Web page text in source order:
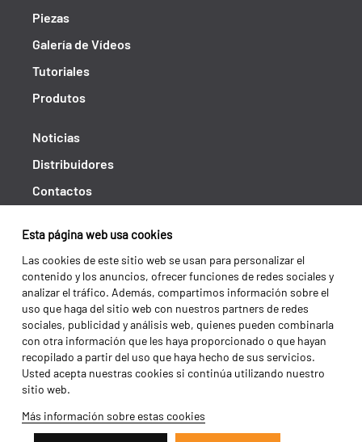
Esta página web usa cookies
Las cookies de este sitio web se usan para personalizar el
contenido y los anuncios, ofrecer funciones de redes sociales y
analizar el tráfico. Además, compartimos información sobre el
uso que haga del sitio web con nuestros partners de redes
sociales, publicidad y análisis web, quienes pueden combinarla
con otra información que les haya proporcionado o que hayan
recopilado a partir del uso que haya hecho de sus servicios.
Usted acepta nuestras cookies si continúa utilizando nuestro
sitio web.
Más información sobre estas cookies
Piezas
Galería de Vídeos
Tutoriales
Produtos
Noticias
Distribuidores
Contactos
Shipping returns
Política de privacidad
Términos y condiciones